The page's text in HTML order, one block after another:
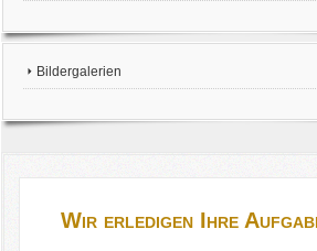
Bildergalerien
Wir erledigen Ihre